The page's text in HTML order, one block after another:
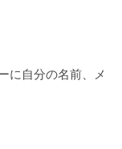
に自分の名前、メ